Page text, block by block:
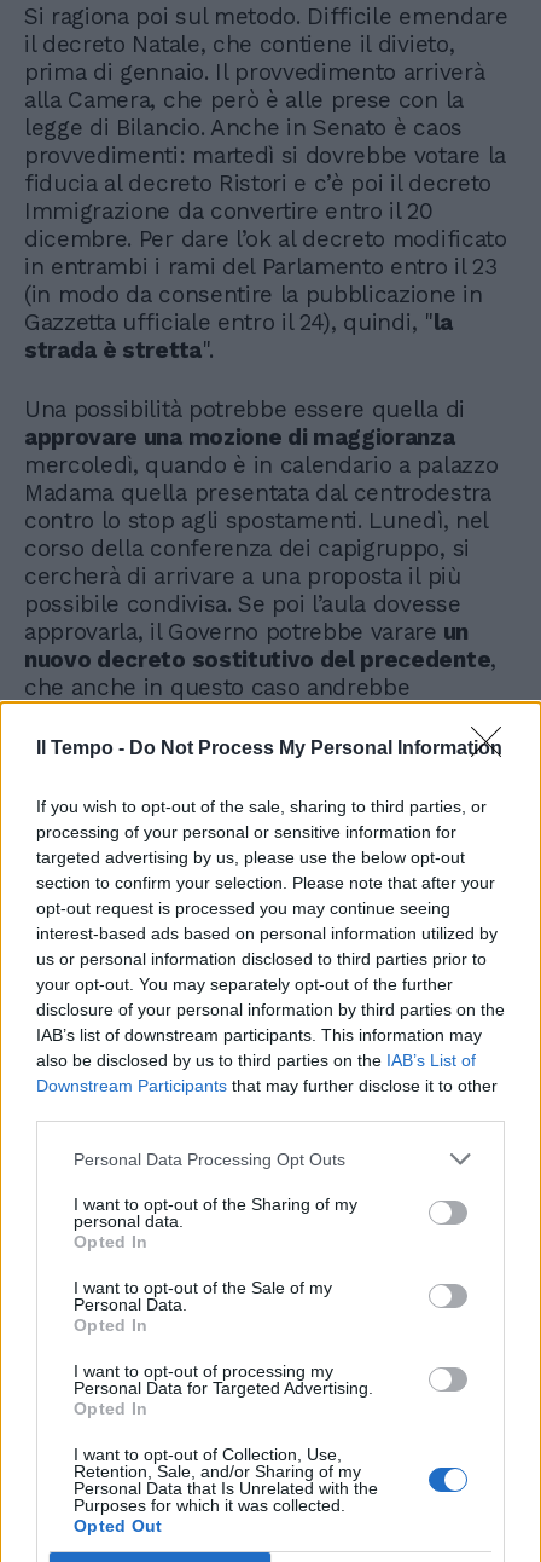
Il Tempo - Do Not Process My Personal Information
If you wish to opt-out of the sale, sharing to third parties, or
processing of your personal or sensitive information for
targeted advertising by us, please use the below opt-out
section to confirm your selection. Please note that after your
opt-out request is processed you may continue seeing
interest-based ads based on personal information utilized by
us or personal information disclosed to third parties prior to
your opt-out. You may separately opt-out of the further
disclosure of your personal information by third parties on the
IAB’s list of downstream participants. This information may
also be disclosed by us to third parties on the IAB’s List of
Downstream Participants that may further disclose it to other
Personal Data Processing Opt Outs
I want to opt-out of the Sharing of my
personal data.
Opted In
I want to opt-out of the Sale of my
Personal Data.
Opted In
I want to opt-out of processing my
Personal Data for Targeted Advertising.
Opted In
I want to opt-out of Collection, Use,
Retention, Sale, and/or Sharing of my
Personal Data that Is Unrelated with the
Purposes for which it was collected.
Opted Out
Si ragiona poi sul metodo. Difficile emendare
il decreto Natale, che contiene il divieto,
prima di gennaio. Il provvedimento arriverà
alla Camera, che però è alle prese con la
legge di Bilancio. Anche in Senato è caos
provvedimenti: martedì si dovrebbe votare la
fiducia al decreto Ristori e c’è poi il decreto
Immigrazione da convertire entro il 20
dicembre. Per dare l’ok al decreto modificato
in entrambi i rami del Parlamento entro il 23
(in modo da consentire la pubblicazione in
Gazzetta ufficiale entro il 24), quindi, "la
strada è stretta".
Una possibilità potrebbe essere quella di
approvare una mozione di maggioranza
mercoledì, quando è in calendario a palazzo
Madama quella presentata dal centrodestra
contro lo stop agli spostamenti. Lunedì, nel
corso della conferenza dei capigruppo, si
cercherà di arrivare a una proposta il più
possibile condivisa. Se poi l’aula dovesse
approvarla, il Governo potrebbe varare un
nuovo decreto sostitutivo del precedente,
che anche in questo caso andrebbe
"Questo governo vada a casa".
Matteo Salvini: il
centrodestra potrebbe
accompagnare il Paese al
voto
C’è poi una via più semplice, che secondo
alcuni resta percorribile: i "piccoli"
potrebbero essere consentiti anche
lavorando ilViminale. Resta il niet di Pd e Leu
sugli spostamenti più lunghi e su possibili
alto, il giallo ora è il colore prevalente ma è il
risultato di tanti sacrifici e impone ancora
non saranno rigorosi - avverte Boccia - il
rischio di una terza ondata è abbastanza